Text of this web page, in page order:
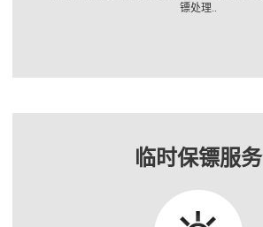
镖处理..
临时保镖服务